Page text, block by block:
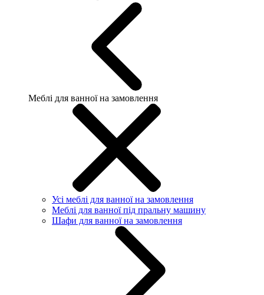
Меблі для ванної на замовлення
Усі меблі для ванної на замовлення
Меблі для ванної під пральну машину
Шафи для ванної на замовлення